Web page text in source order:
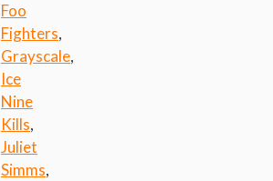
Foo
Fighters,
Grayscale,
Ice
Nine
Kills,
Juliet
Simms,